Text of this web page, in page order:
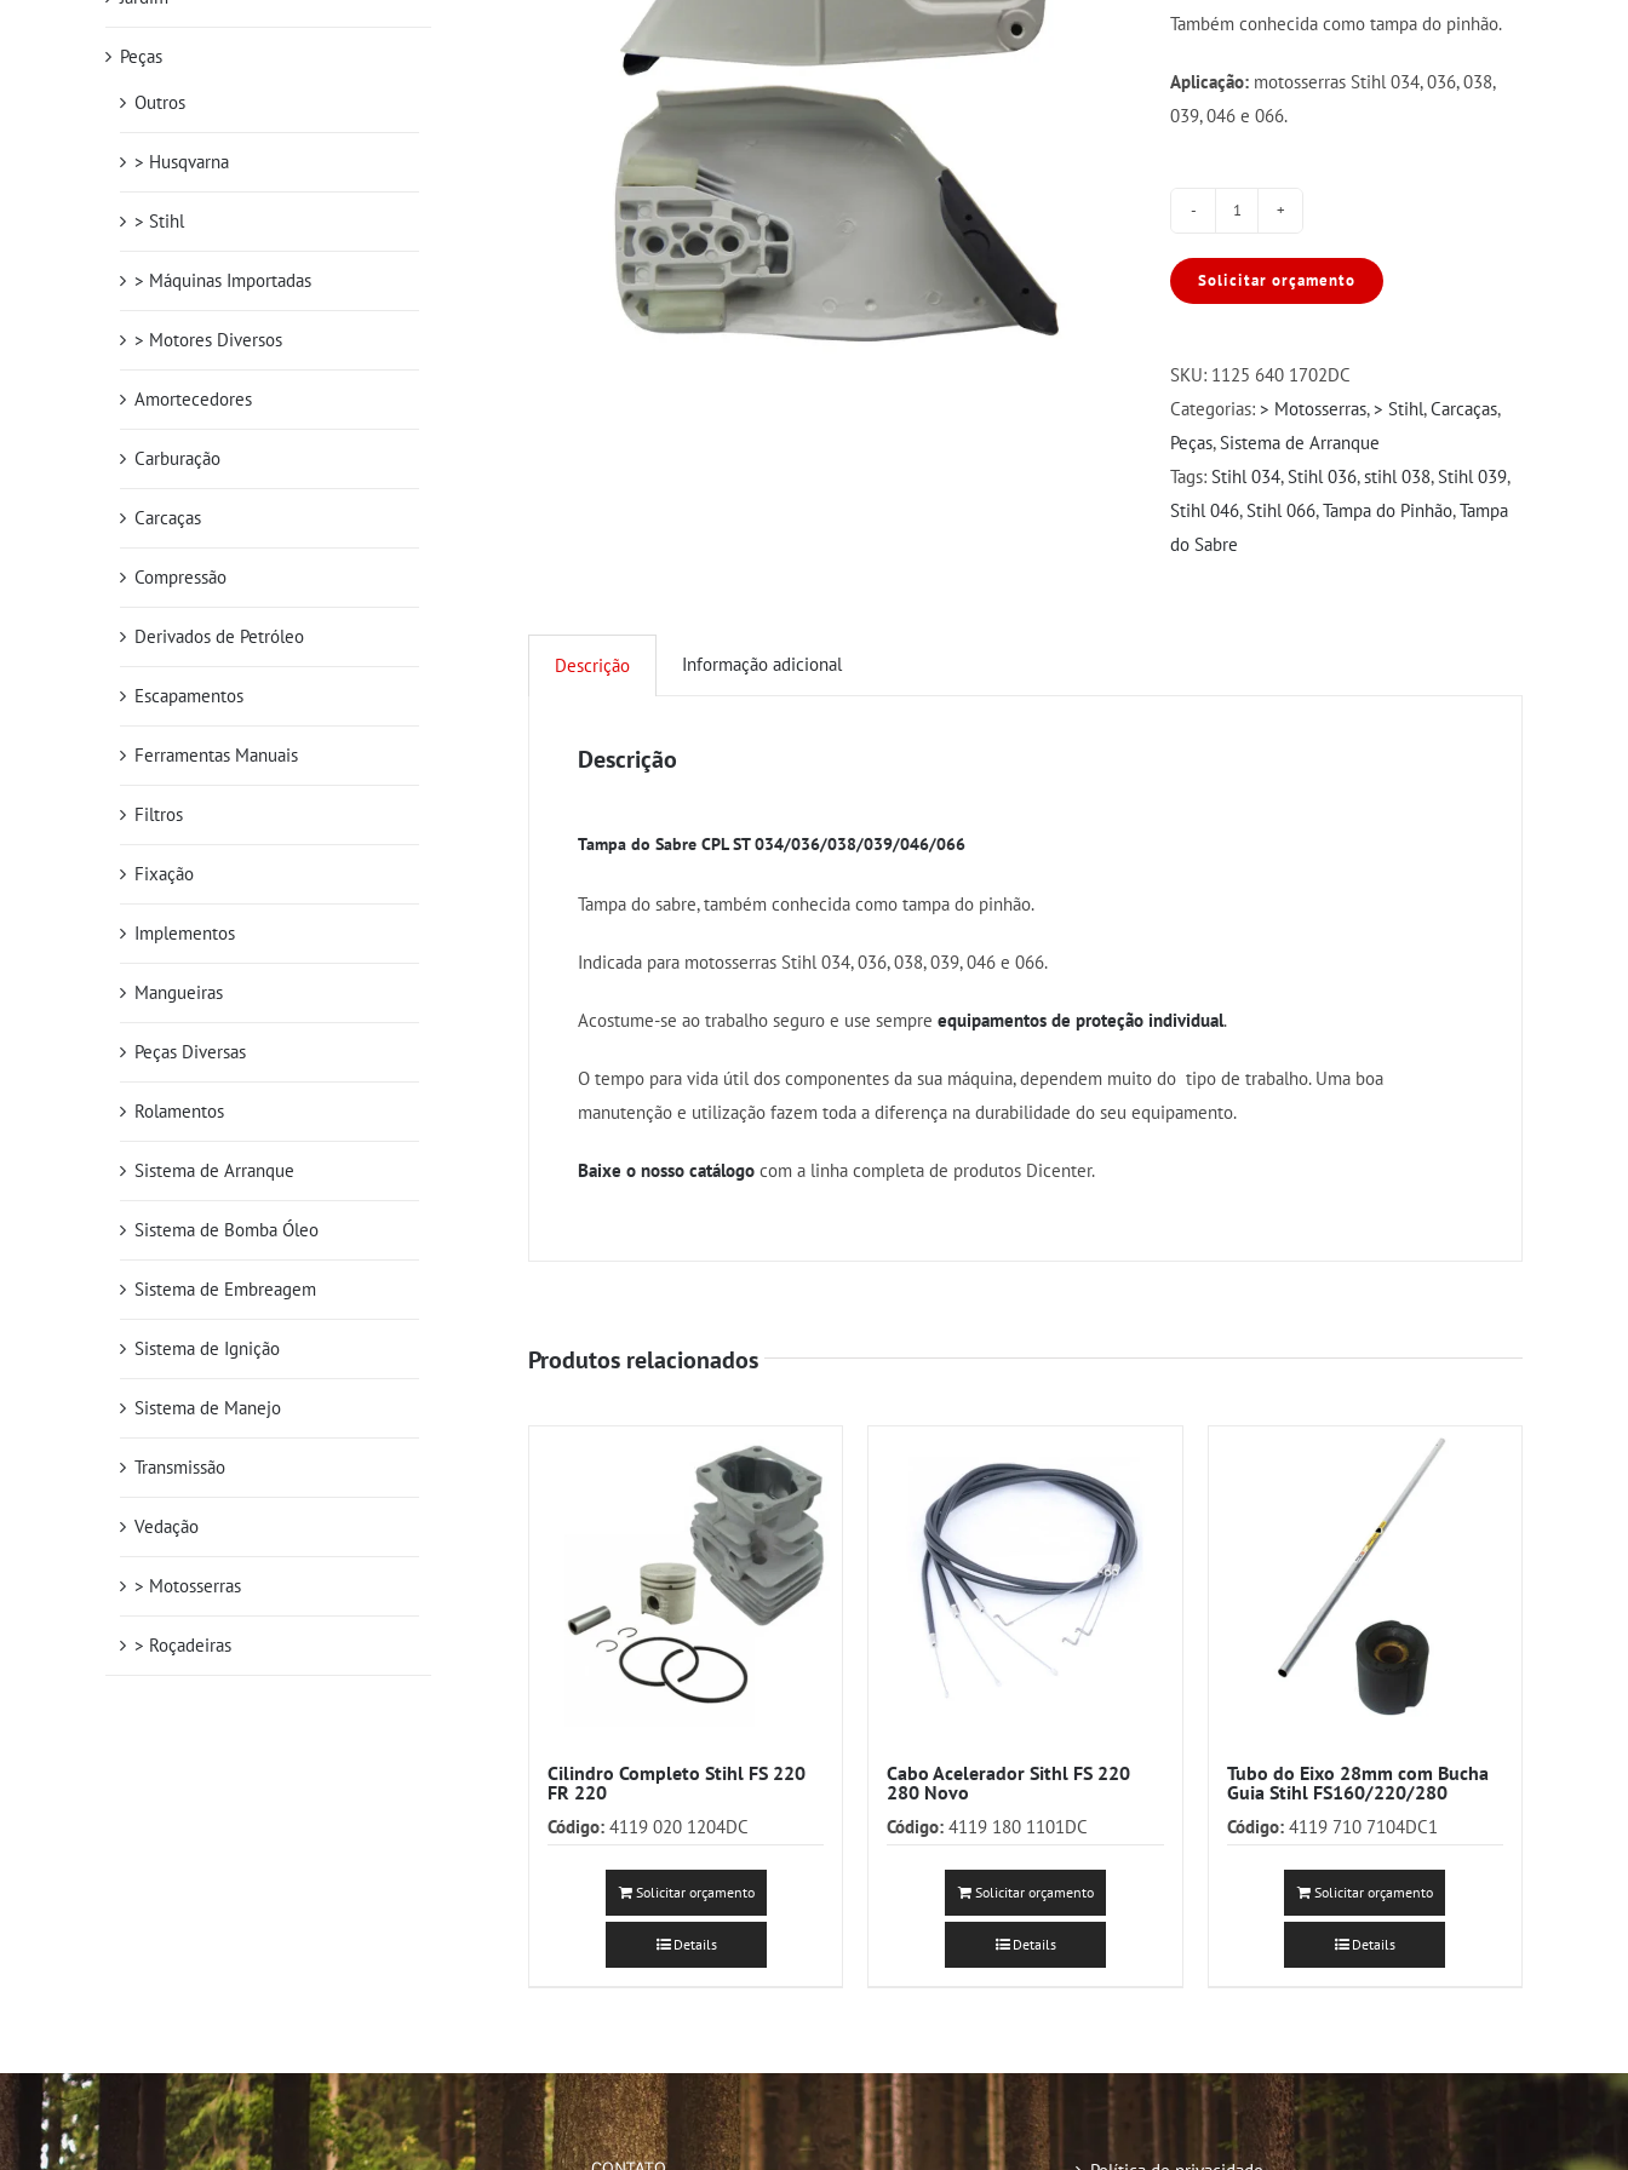
Também conhecida como tampa do pinhão.
Aplicação: motosserras Stihl 034, 036, 038,
039, 046 e 066.
do
Sabre
Solicitar orçamento
SKU: 1125 640 1702DC
Categorias:> Motosserras,> Stihl,Carcaças,
Peças,Sistema de Arranque
Tags:Stihl 034,Stihl 036, stihl 038,Stihl 039,
Stihl 046,Stihl 066,Tampa do Pinhão,Tampa
do Sabre
Descrição Informação adicional
Descrição
Tampa do Sabre CPL ST 034/036/038/039/046/066
Tampa do sabre, também conhecida como tampa do pinhão.
Indicada para motosserras Stihl 034, 036, 038, 039, 046 e 066.
Acostume-se ao trabalho seguro e use sempreequipamentos de proteção individual.
O tempo para vida útil dos componentes da sua máquina, dependem muito do tipo de trabalho. Uma boa
manutenção e utilização fazem toda a diferença na durabilidade do seu equipamento.
Baixe o nosso catálogo com a linha completa de produtos Dicenter.
Produtos relacionados
Cilindro Completo Stihl FS 220
FR 220
Código: 4119 020 1204DC
Solicitar orçamento
Details
Cabo Acelerador Sithl FS 220
280 Novo
Código: 4119 180 1101DC
Solicitar orçamento
Details
Tubo do Eixo 28mm com Bucha
Guia Stihl FS160/220/280
Código:4119 710 7104DC1
Solicitar orçamento
Details
Peças
Outros
> Husqvarna
> Stihl
> Máquinas Importadas
> Motores Diversos
Amortecedores
Carburação
Carcaças
Compressão
Derivados de Petróleo
Escapamentos
Ferramentas Manuais
Filtros
Fixação
Implementos
Mangueiras
Peças Diversas
Rolamentos
Sistema de Arranque
Sistema de Bomba Óleo
Sistema de Embreagem
Sistema de Ignição
Sistema de Manejo
Transmissão
Vedação
> Motosserras
> Roçadeiras